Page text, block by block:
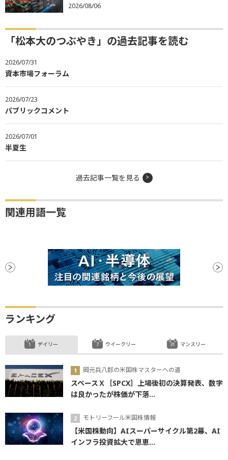
2026/08/06
「松本大のつぶやき」の過去記事を読む
2026/07/31
資本市場フォーラム
2026/07/23
パブリックコメント
2026/07/01
半夏生
過去記事一覧を見る
関連用語一覧
ランキング
デイリー
岡元兵八郎の米国株マスターへの道
スペースＸ［SPCX］上場後初の決算発表、数字
は良かったが株価が下落...
モトリーフール米国株情報
【米国株動向】AIスーパーサイクル第2幕、AI
インフラ投資拡大で恩恵...
ウイークリー マンスリー